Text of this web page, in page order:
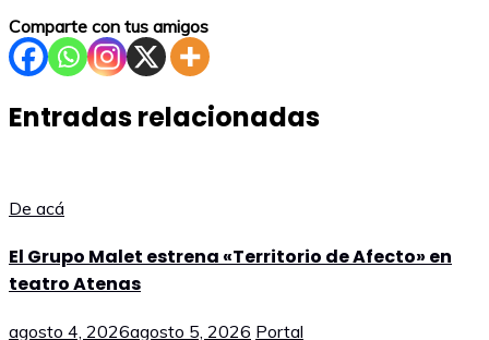
Comparte con tus amigos
Entradas relacionadas
De acá
El Grupo Malet estrena «Territorio de Afecto» en
teatro Atenas
agosto 4, 2026agosto 5, 2026 Portal